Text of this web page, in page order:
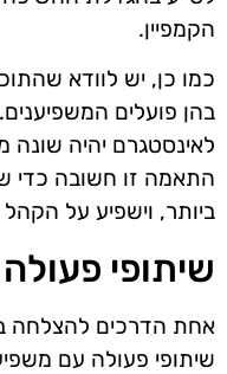
הקמפיין.
כמו כן, יש לוודא
בהן פועלים
לאינסטגרם יהיה שונה
התאמה זו חשובה כדי
ביותר, וישפיע על
שיתופי
אחת הדרכים להצלחה
שיתופי פעולה עם